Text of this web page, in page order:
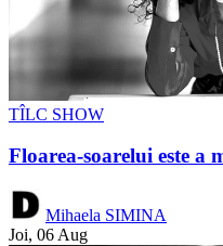
TÎLC SHOW
Floarea-soarelui este a
Mihaela SIMINA
Joi, 06 Aug